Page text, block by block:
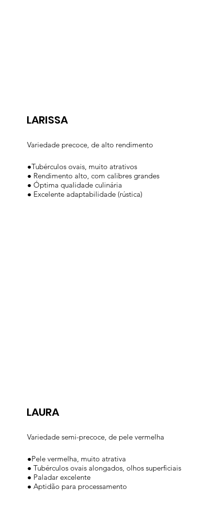
LARISSA
Variedade precoce, de alto rendimento
●Tubérculos ovais, muito atrativos
● Rendimento alto, com calibres grandes
● Óptima qualidade culinária
● Excelente adaptabilidade (rústica)
LAURA
Variedade semi-precoce, de pele vermelha
●Pele vermelha, muito atrativa
● Tubérculos ovais alongados, olhos superficiais
● Paladar excelente
● Aptidão para processamento